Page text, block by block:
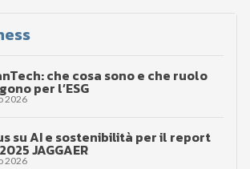
che cosa sono e che ruolo
per l’ESG
2026
su AI e sostenibilità per il report
JAGGAER
2026